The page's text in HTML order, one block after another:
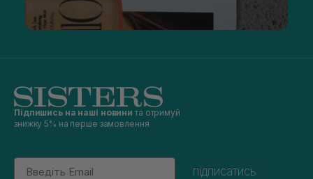
Підпишись на наші новини та отримуй
знижку 5% на перше замовлення
Email
підписатись